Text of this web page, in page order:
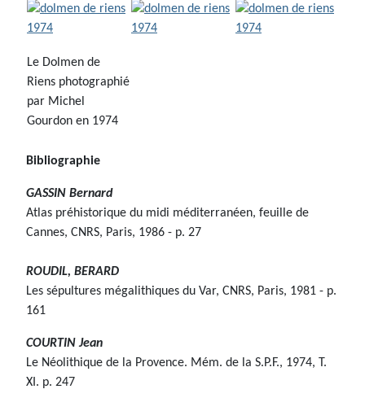
Le Dolmen de
Riens photographié
par Michel
Gourdon en 1974
Bibliographie
GASSIN Bernard
Atlas préhistorique du midi méditerranéen, feuille de
Cannes, CNRS, Paris, 1986 - p. 27
ROUDIL, BERARD
Les sépultures mégalithiques du Var, CNRS, Paris, 1981 - p.
161
COURTIN Jean
Le Néolithique de la Provence. Mém. de la S.P.F., 1974, T.
XI. p. 247